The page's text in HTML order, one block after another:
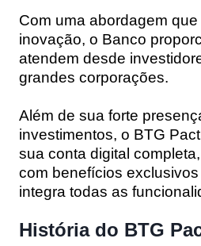
Com uma abordagem
inovação, o Banco
atendem desde
grandes corporações.
Além de sua forte
investimentos, o BTG
sua conta digital
com benefícios
integra todas as
História do BTG